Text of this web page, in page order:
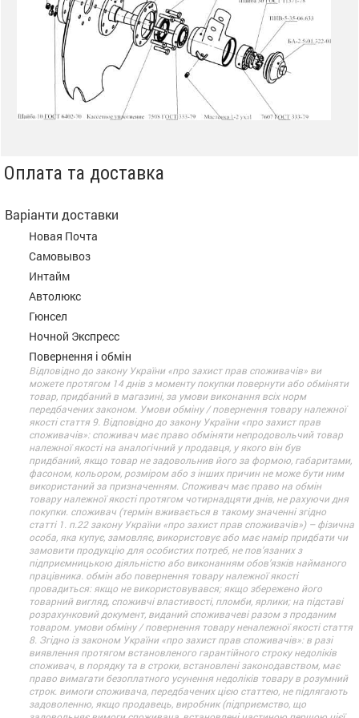
Оплата та доставка
Варіанти доставки
Новая Почта
Самовывоз
Интайм
Автолюкс
Гюнсел
Ночной Экспресс
Повернення і обмін
Відповідно до закону України «про захист прав споживачів» ви
можете протягом 14 днів з моменту покупки повернути або обміняти
товар, придбаний в магазині, за умови виконання всіх норм
передбачених законом. Умови обміну / повернення товару належної
якості стаття 9. Відповідно до закону України «про захист прав
споживачів»: споживач має право обміняти непродовольчий товар
належної якості на аналогічний у продавця, у якого він був
придбаний, якщо товар не задовольнив його за формою, габаритами,
фасоном, кольором, розміром або з інших причин не може бути ним
використаний за призначенням. Споживач має право на обмін
товару належної якості протягом чотирнадцяти днів, не рахуючи дня
покупки. споживач (термін вживається в такому значенні згідно
статті 1. п.22 закону України «про захист прав споживачів») – фізична
особа, яка купує, замовляє, використовує або має намір придбати чи
замовити продукцію для особистих потреб, не пов’язаних з
підприємницькою діяльністю або виконанням обов’язків найманого
працівника. обмін або повернення товару належної якості
провадиться: якщо не використовувався; якщо збережено його
товарний вигляд, споживчі властивості, пломби, ярлики; на підставі
розрахунковий документ, виданий споживачеві разом з проданим
товаром. умови обміну / повернення товару неналежної якості стаття
8. Згідно із законом України «про захист прав споживачів»: в разі
виявлення протягом встановленого гарантійного строку недоліків
споживач, в порядку та в строки, встановлені законодавством, має
право вимагати безоплатного усунення недоліків товару в розумний
строк. вимоги споживача, передбачених цією статтею, не підлягають
задоволенню, якщо продавець, виробник (підприємство, що